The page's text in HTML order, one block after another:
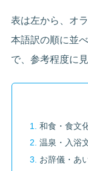
表は左から、オ
本語訳の順に並
で、参考程度に
和食・食文
温泉・入浴
お辞儀・あ